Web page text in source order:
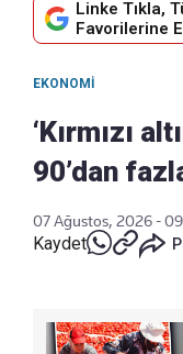
Linke Tıkla,
Favorilerine
EKONOMI
‘Kırmızı
90’dan
07 Ağustos, 2026 -
Kaydet